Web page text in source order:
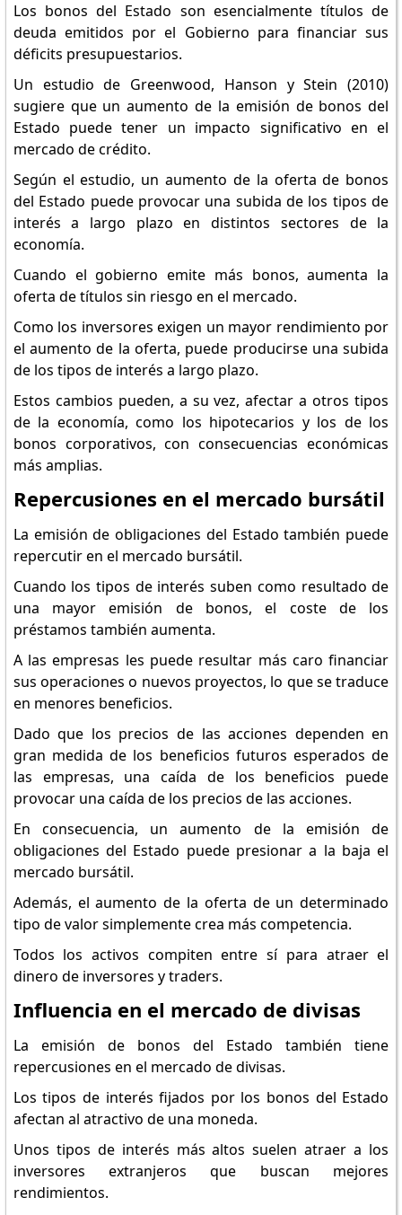
Los bonos del Estado son esencialmente títulos de
deuda emitidos por el Gobierno para financiar sus
déficits presupuestarios.
Un estudio de Greenwood, Hanson y Stein (2010)
sugiere que un aumento de la emisión de bonos del
Estado puede tener un impacto significativo en el
mercado de crédito.
Según el estudio, un aumento de la oferta de bonos
del Estado puede provocar una subida de los tipos de
interés a largo plazo en distintos sectores de la
economía.
Cuando el gobierno emite más bonos, aumenta la
oferta de títulos sin riesgo en el mercado.
Como los inversores exigen un mayor rendimiento por
el aumento de la oferta, puede producirse una subida
de los tipos de interés a largo plazo.
Estos cambios pueden, a su vez, afectar a otros tipos
de la economía, como los hipotecarios y los de los
bonos corporativos, con consecuencias económicas
más amplias.
Repercusiones en el mercado bursátil
La emisión de obligaciones del Estado también puede
repercutir en el mercado bursátil.
Cuando los tipos de interés suben como resultado de
una mayor emisión de bonos, el coste de los
préstamos también aumenta.
A las empresas les puede resultar más caro financiar
sus operaciones o nuevos proyectos, lo que se traduce
en menores beneficios.
Dado que los precios de las acciones dependen en
gran medida de los beneficios futuros esperados de
las empresas, una caída de los beneficios puede
provocar una caída de los precios de las acciones.
En consecuencia, un aumento de la emisión de
obligaciones del Estado puede presionar a la baja el
mercado bursátil.
Además, el aumento de la oferta de un determinado
tipo de valor simplemente crea más competencia.
Todos los activos compiten entre sí para atraer el
dinero de inversores y traders.
Influencia en el mercado de divisas
La emisión de bonos del Estado también tiene
repercusiones en el mercado de divisas.
Los tipos de interés fijados por los bonos del Estado
afectan al atractivo de una moneda.
Unos tipos de interés más altos suelen atraer a los
inversores extranjeros que buscan mejores
rendimientos.